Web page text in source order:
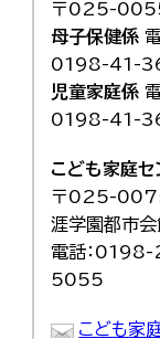
〒025-
母子保健係
0198-41-
児童家庭係
0198-41-
こども家庭セ
〒025-0075
涯学園都市会
電話：
5055
こども家